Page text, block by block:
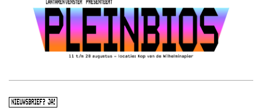
NIEUWSBRIEF? JA!